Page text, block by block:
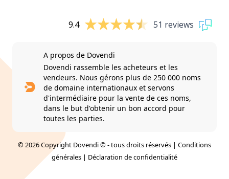
9.4 51 reviews
A propos de Dovendi
Dovendi rassemble les acheteurs et les
vendeurs. Nous gérons plus de 250 000 noms
de domaine internationaux et servons
d'intermédiaire pour la vente de ces noms,
dans le but d'obtenir un bon accord pour
toutes les parties.
© 2026 Copyright Dovendi © - tous droits réservés | Conditions
générales | Déclaration de confidentialité